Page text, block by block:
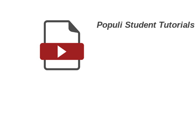
Populi Student Tutorials